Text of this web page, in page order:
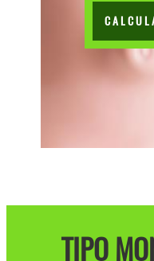
TIPO